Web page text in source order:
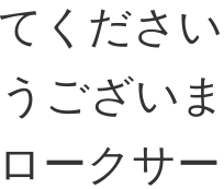
くださ
うござ
ークサ